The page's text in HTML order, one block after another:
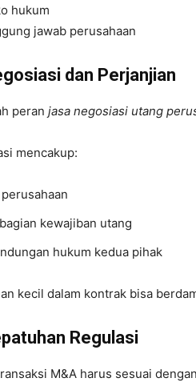
hukum
jawab perusahaan
dan Perjanjian
peran jasa negosiasi utang
mencakup:
kewajiban utang
hukum kedua pihak
kecil dalam kontrak bisa
Regulasi
M&A harus sesuai